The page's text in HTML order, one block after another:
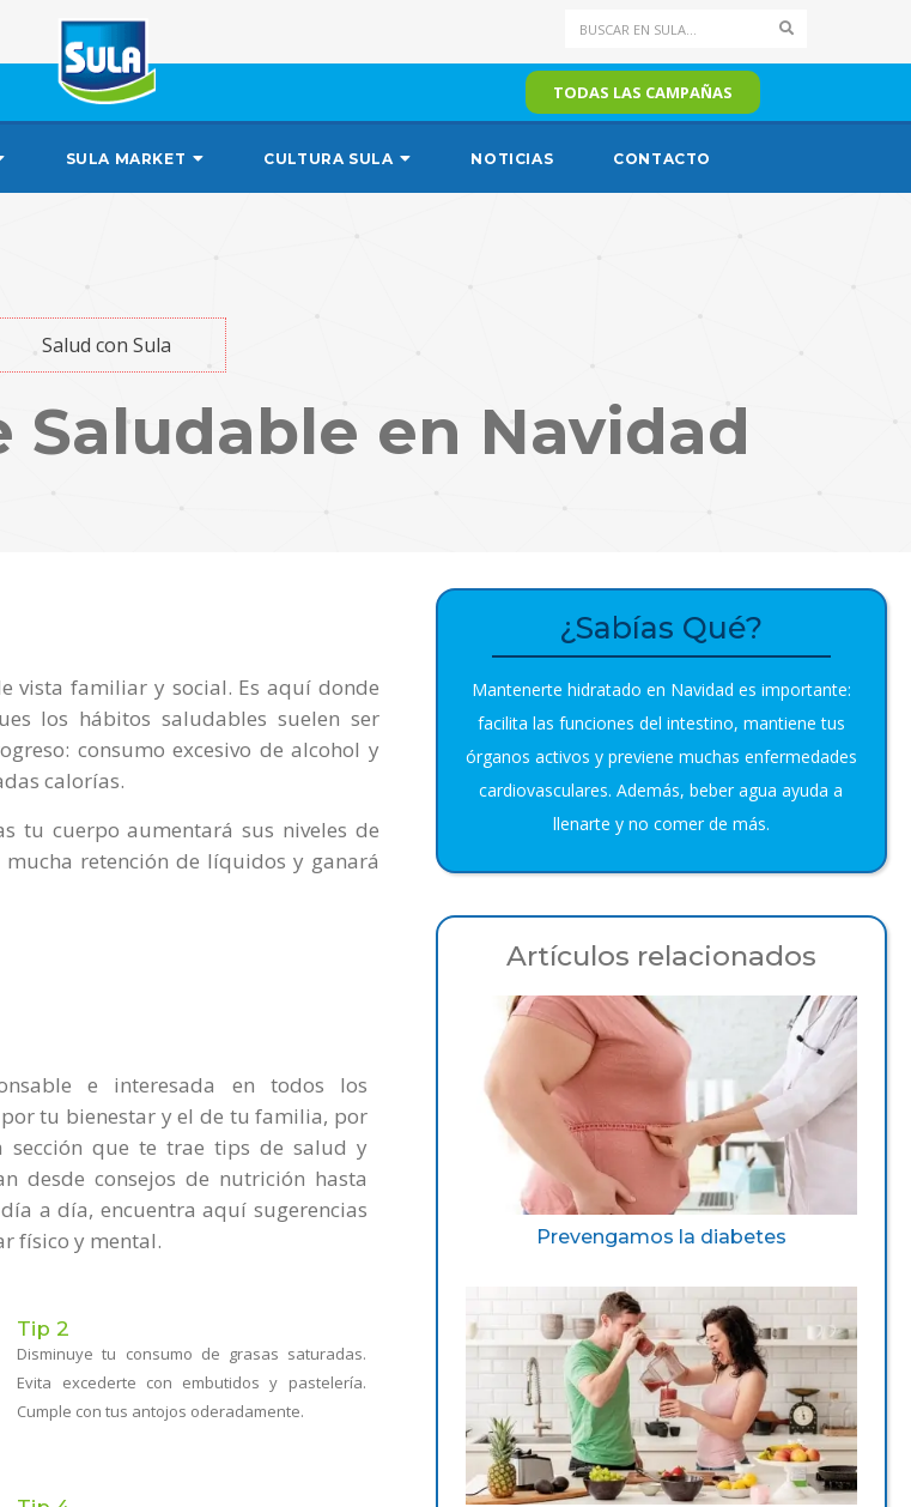
Search
TODAS LAS CAMPAÑAS
SULA MARKET CULTURA SULA NOTICIAS CONTACTO
Salud con Sula
en Navidad
vista familiar y social. Es aquí donde
los hábitos saludables suelen ser
consumo excesivo de alcohol y
calorías.
tu cuerpo aumentará sus niveles de
retención de líquidos y ganará
e interesada en todos los
tu bienestar y el de tu familia, por
sección que te trae tips de salud y
desde consejos de nutrición hasta
a día, encuentra aquí sugerencias
físico y mental.
Tip 2
Disminuye tu consumo de grasas saturadas.
Evita excederte con embutidos y pastelería.
Cumple con tus antojos oderadamente.
¿Sabías Qué?
Mantenerte hidratado en Navidad es importante:
facilita las funciones del intestino, mantiene tus
órganos activos y previene muchas enfermedades
cardiovasculares. Además, beber agua ayuda a
llenarte y no comer de más.
Artículos relacionados
Prevengamos la diabetes